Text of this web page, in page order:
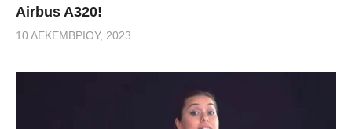
Airbus A320!
10 ΔΕΚΕΜΒΡΊΟΥ, 2023